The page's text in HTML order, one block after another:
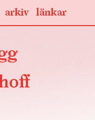
länkar
arkiv